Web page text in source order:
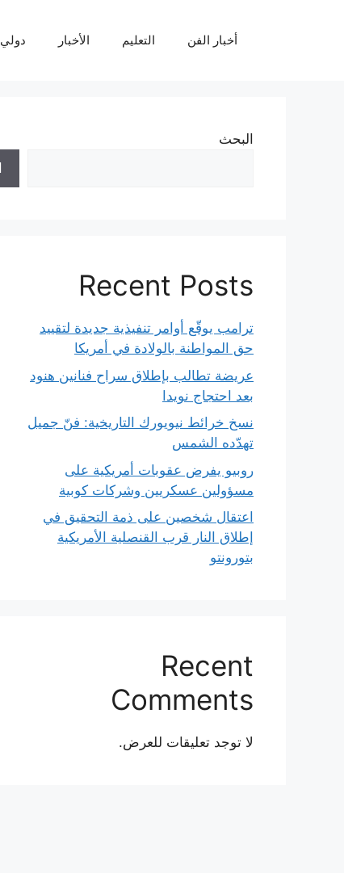
أخبار الفن التعليم الأخبار دولي
البحث
Recent Posts
ترامب يوقّع أوامر تنفيذية جديدة لتقييد
حق المواطنة بالولادة في أمريكا
عريضة تطالب بإطلاق سراح فنانين هنود
بعد احتجاج نويدا
نسخ خرائط نيويورك التاريخية: فنّ جميل
تهدّده الشمس
روبيو يفرض عقوبات أمريكية على
مسؤولين عسكريين وشركات كوبية
اعتقال شخصين على ذمة التحقيق في
إطلاق النار قرب القنصلية الأمريكية
بتورونتو
Recent
Comments
لا توجد تعليقات للعرض.